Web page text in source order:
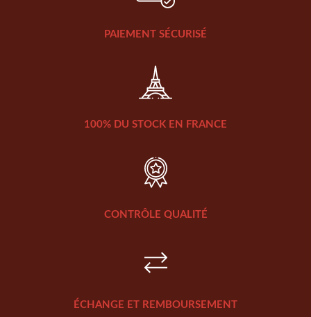
PAIEMENT SÉCURISÉ
100% DU STOCK EN FRANCE
CONTRÔLE QUALITÉ
ÉCHANGE ET REMBOURSEMENT